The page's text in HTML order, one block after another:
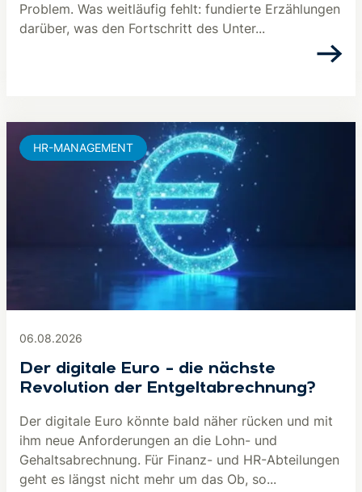
Problem. Was weitläufig fehlt: fundierte Erzählungen
darüber, was den Fortschritt des Unter...
06.08.2026
Der digitale Euro – die nächste
Revolution der Entgeltabrechnung?
Der digitale Euro könnte bald näher rücken und mit
ihm neue Anforderungen an die Lohn- und
Gehaltsabrechnung. Für Finanz- und HR-Abteilungen
geht es längst nicht mehr um das Ob, so...
HR-MANAGEMENT